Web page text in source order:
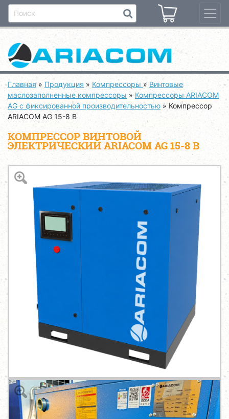
Главная » Продукция » Компрессоры » Винтовые
маслозаполненные компрессоры » Компрессоры ARIACOM
AG с фиксированной производительностью » Компрессор
ARIACOM AG 15-8 B
КОМПРЕССОР ВИНТОВОЙ
ЭЛЕКТРИЧЕСКИЙ ARIACOM AG 15-8 B